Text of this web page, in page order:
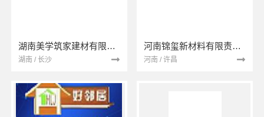
湖南美学筑家建材有限公司
湖南 / 长沙
河南锦玺新材料有限责任公司
河南 / 许昌